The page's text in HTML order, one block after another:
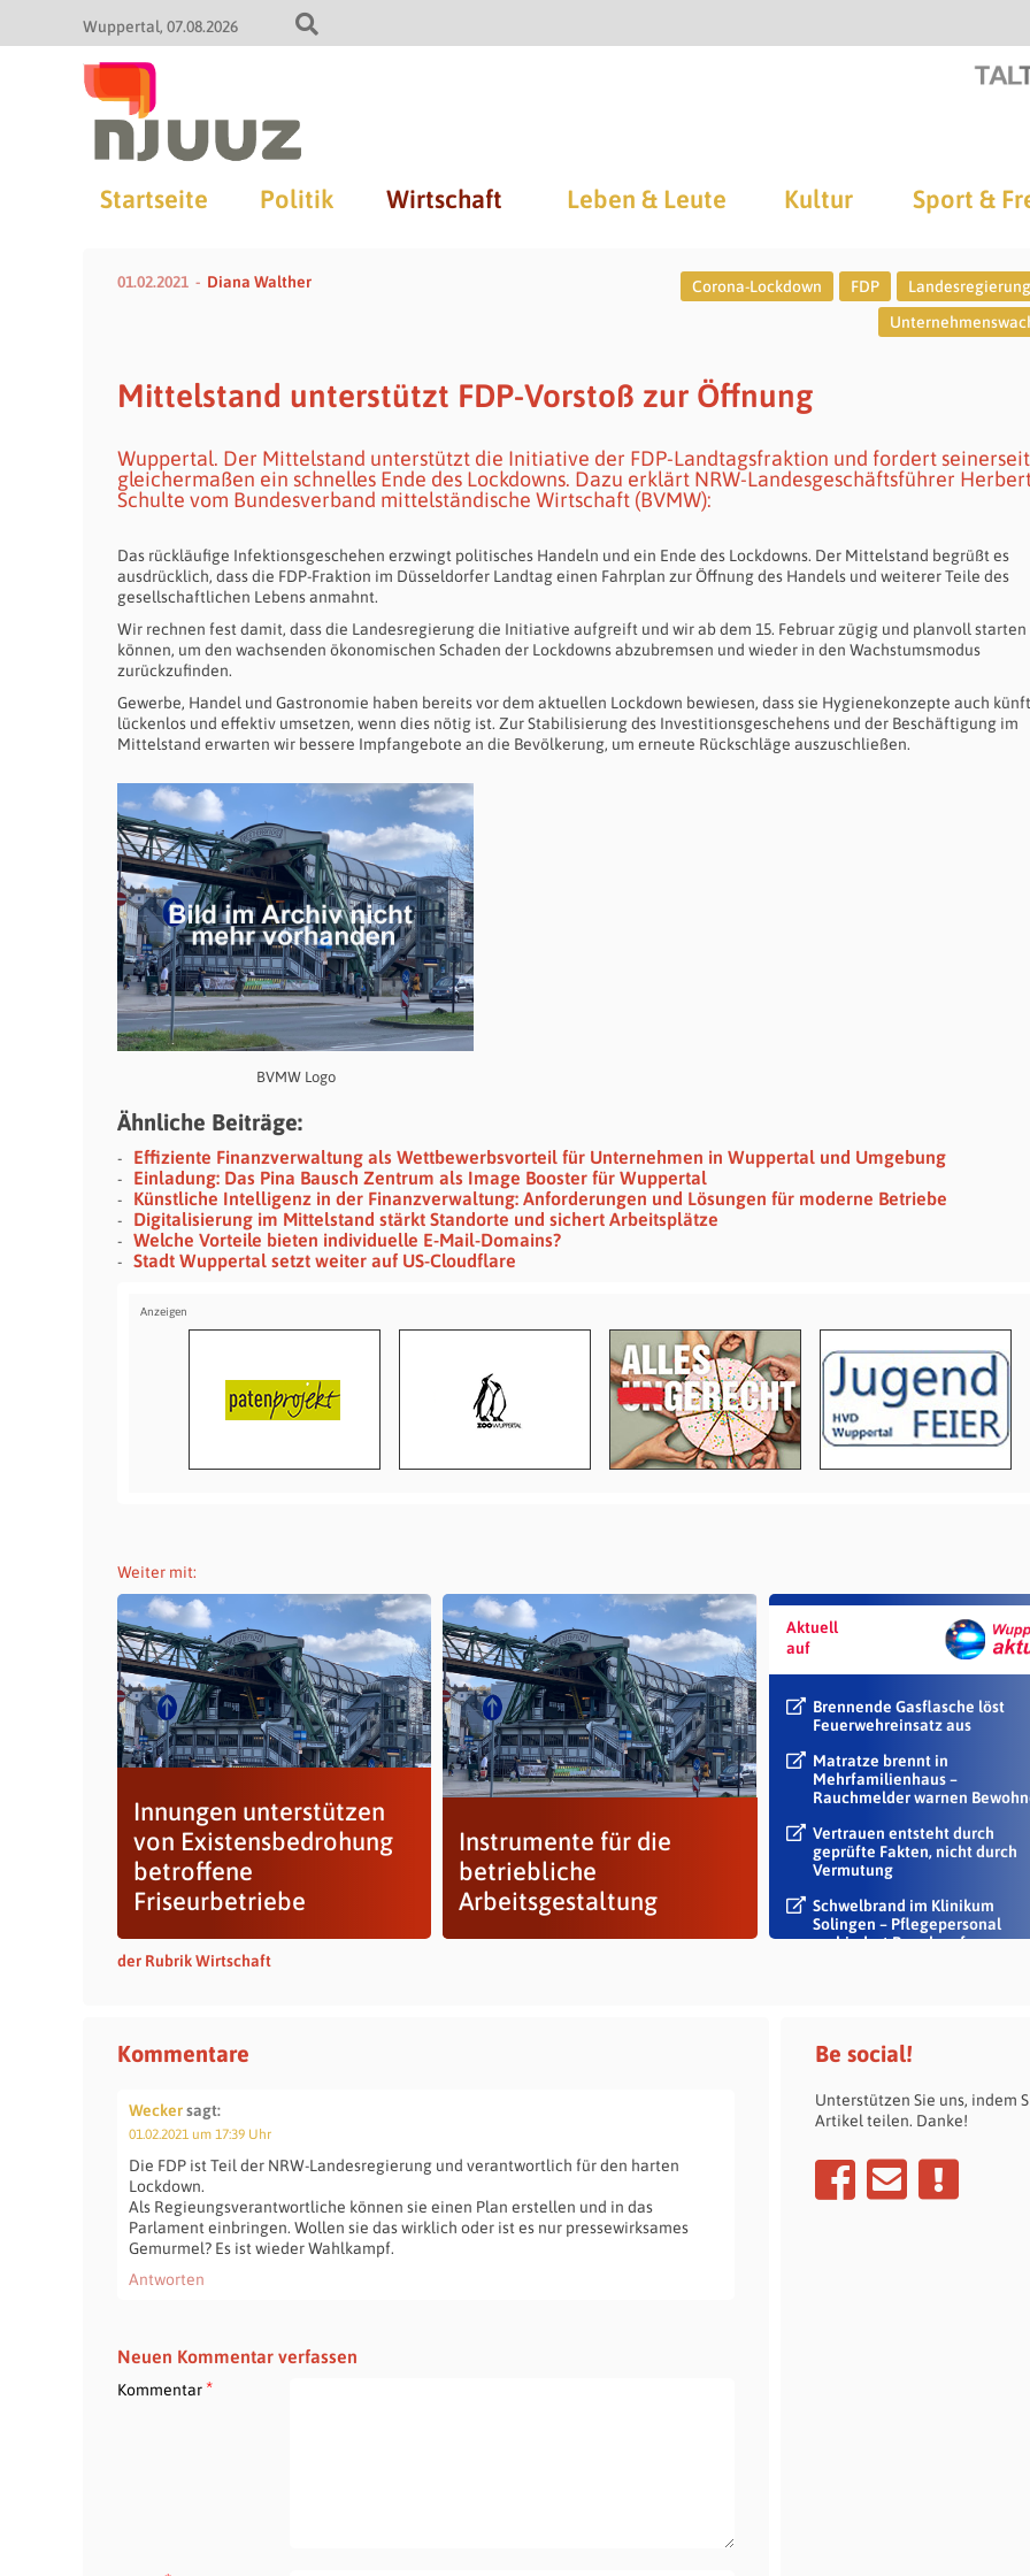
Wuppertal 07.08.2026
Startseite Politik Wirtschaft Leben & Leute Kultur Sport &
01.02.2021 Diana Walther Corona-Lockdown FDP
Mittelstand unterstützt FDP-Vorstoß zur Öffnung
Wuppertal. Der Mittelstand unterstützt die Initiative der FDP-Landtagsfraktion und fordert
gleichermaßen ein schnelles Ende des Lockdowns. Dazu erklärt NRW-Landesgeschäftsführer
Schulte vom Bundesverband mittelständische Wirtschaft (BVMW):
Das rückläufige Infektionsgeschehen erzwingt politisches Handeln und ein Ende des Lockdowns. Der Mittelstand begrüßt es
ausdrücklich, dass die FDP-Fraktion im Düsseldorfer Landtag einen Fahrplan zur Öffnung des Handels und weiterer Teile des
gesellschaftlichen Lebens anmahnt.
Wir rechnen fest damit, dass die Landesregierung die Initiative aufgreift und wir ab dem 15. Februar zügig und planvoll starten
können, um den wachsenden ökonomischen Schaden der Lockdowns abzubremsen und wieder in den Wachstumsmodus
zurückzufinden.
Gewerbe, Handel und Gastronomie haben bereits vor dem aktuellen Lockdown bewiesen, dass sie Hygienekonzepte auch
lückenlos und effektiv umsetzen, wenn dies nötig ist. Zur Stabilisierung des Investitionsgeschehens und der Beschäftigung im
Mittelstand erwarten wir bessere Impfangebote an die Bevölkerung, um erneute Rückschläge auszuschließen.
BVMW Logo
Ähnliche Beiträge:
Effiziente Finanzverwaltung als Wettbewerbsvorteil für Unternehmen in Wuppertal und Umgebung
Einladung: Das Pina Bausch Zentrum als Image Booster für Wuppertal
Künstliche Intelligenz in der Finanzverwaltung: Anforderungen und Lösungen für moderne Betriebe
Digitalisierung im Mittelstand stärkt Standorte und sichert Arbeitsplätze
Welche Vorteile bieten individuelle E-Mail-Domains?
Stadt Wuppertal setzt weiter auf US-Cloudflare
Weiter mit:
Innungen unterstützen
von Existensbedrohung
betroffene
Friseurbetriebe
Instrumente für die
betriebliche
Arbeitsgestaltung
Aktuell
auf
Brennende Gasflasche löst
Feuerwehreinsatz aus
Matratze brennt in
Mehrfamilienhaus –
Rauchmelder warnen
Vertrauen entsteht durch
geprüfte Fakten, nicht durch
Vermutung
Schwelbrand im Klinikum
Solingen – Pflegepersonal
verhindert Rauch auf...
der Rubrik Wirtschaft
Kommentare
Weckersagt:
01.02.2021 um 17:39 Uhr
Die FDP ist Teil der NRW-Landesregierung und verantwortlich für den harten
Lockdown.
Als Regieungsverantwortliche können sie einen Plan erstellen und in das
Parlament einbringen. Wollen sie das wirklich oder ist es nur pressewirksames
Gemurmel? Es ist wieder Wahlkampf.
Antworten
Neuen Kommentar verfassen
Kommentar*
Be social!
Unterstützen Sie uns, indem
Artikel teilen. Danke!